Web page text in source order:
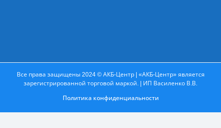
Все права защищены 2024 © АКБ-Центр | «АКБ-Центр» является
зарегистрированной торговой маркой. | ИП Василенко В.В.
Политика конфиденциальности